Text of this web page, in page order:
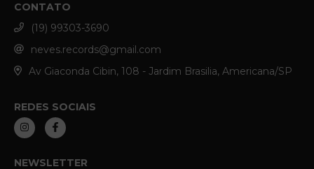
CONTATO
(19) 99303-3690
neves.records@gmail.com
Av Giaconda Cibin, 108 - Jardim Brasilia, Americana/SP
REDES SOCIAIS
NEWSLETTER